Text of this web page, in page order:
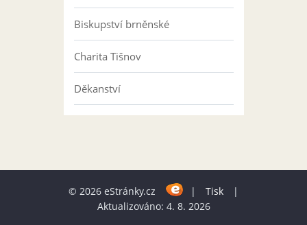
Biskupství brněnské
Charita Tišnov
Děkanství
© 2026 eStránky.cz | Tisk
|
Aktualizováno: 4. 8. 2026